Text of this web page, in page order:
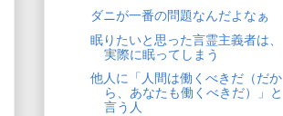
ダニが一番の問題なんだよなぁ
眠りたいと思った言霊主義者は、
実際に眠ってしまう
他人に「人間は働くべきだ（だか
ら、あなたも働くべきだ）」と
言う人